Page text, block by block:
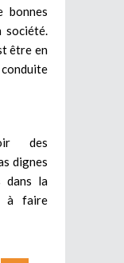
bonnes
être en
des
dignes
dans la
à faire